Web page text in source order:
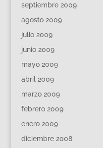
septiembre 2009
agosto 2009
julio 2009
junio 2009
mayo 2009
abril 2009
marzo 2009
febrero 2009
enero 2009
diciembre 2008